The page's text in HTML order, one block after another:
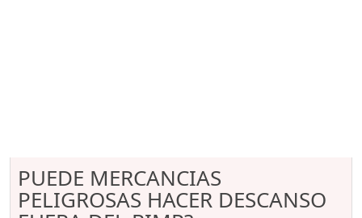
PUEDE MERCANCIAS
PELIGROSAS HACER DESCANSO